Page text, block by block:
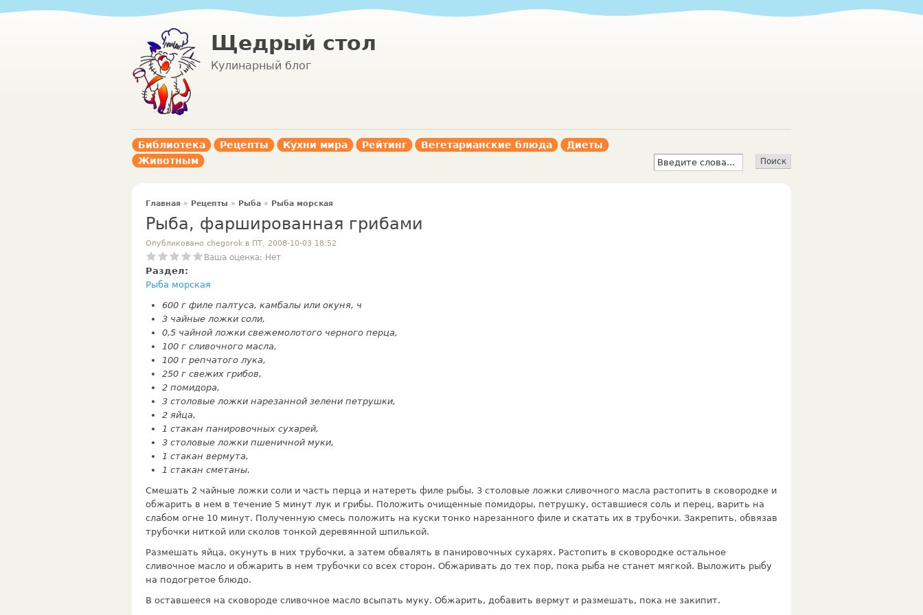
Щедрый стол
Кулинарный блог
Библиотека Рецепты Кухни мира Рейтинг Вегетарианские блюда
Диеты
Животным
Главная » Рецепты » Рыба » Рыба морская
Рыба, фаршированная грибами
Опубликовано chegorok в ПТ, 2008-10-03 18:52
Ваша оценка: Нет
Раздел:
Рыба морская
600 г филе палтуса, камбалы или окуня, ч
3 чайные ложки соли,
0,5 чайной ложки свеже­молотого черного перца,
100 г сливочного мас­ла,
100 г репчатого лука,
250 г свежих грибов,
2 помидора,
3 столовые ложки нарезанной зе­лени петрушки,
2 яйца,
1 стакан панировоч­ных сухарей,
3 столовые ложки пшеничной муки,
1 стакан вермута,
1 стакан сметаны.
Смешать 2 чайные ложки соли и часть пер­ца и натереть филе рыбы. 3 столовые ложки сливочного масла растопить в сковородке и
обжарить в нем в течение 5 минут лук и гри­бы. Положить очищенные помидоры, петруш­ку, оставшиеся соль и перец, варить на
слабом огне 10 минут. Полученную смесь положить на куски тонко нарезанного филе и скатать их в трубочки. Закрепить, обвязав
трубочки ниткой или сколов тонкой деревянной шпилькой.
Размешать яйца, окунуть в них трубочки, а затем обвалять в панировочных сухарях. Растопить в сковородке остальное
сливочное масло и обжарить в нем трубочки со всех сто­рон. Обжаривать до тех пор, пока рыба не станет мягкой. Выложить рыбу
на подогретое блюдо.
В оставшееся на сковороде сливочное мас­ло всыпать муку. Обжарить, добавить вермут и размешать, пока не закипит.